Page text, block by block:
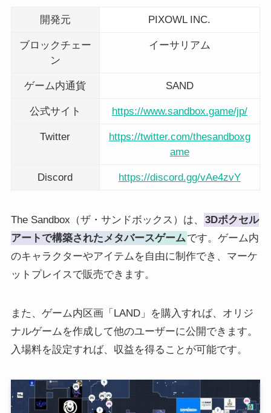
開発元 PIXOWL INC.
ブロックチェー
ン
イーサリアム
ゲーム内通貨 SAND
公式サイト https://www.sandbox.game/jp/
Twitter
https://twitter.com/thesandboxg
ame
Discord https://discord.gg/vAe4zvY
The Sandbox（ザ・サンドボックス）は、
3Dボクセル
アートで構築されたメタバースゲームです。ゲーム内
のキャラクターやアイテムを自由に制作でき、マーケ
ットプレイスで販売できます。
また、ゲーム内区画「LAND」を購入すれば、オリジ
ナルゲームを作成して他のユーザーに公開できます。
入場料を設定すれば、収益を得ることが可能です。